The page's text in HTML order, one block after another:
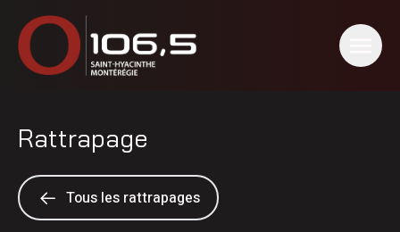
Rattrapage
Tous les rattrapages